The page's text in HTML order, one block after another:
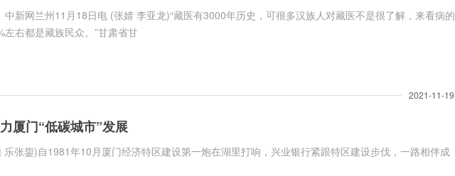
新网兰州11月18日电 (张婧 李亚龙)“藏医有3000年历史，可很多汉族人对藏医不是很了解，来看病的
左右都是藏族民众。”甘肃省甘
厦门“低碳城市”发展
2021-11-19